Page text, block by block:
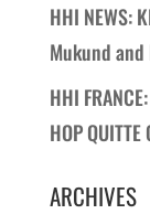
HHI NEWS:
Mukund
HHI
HOP QUITTE
ARCHIVES